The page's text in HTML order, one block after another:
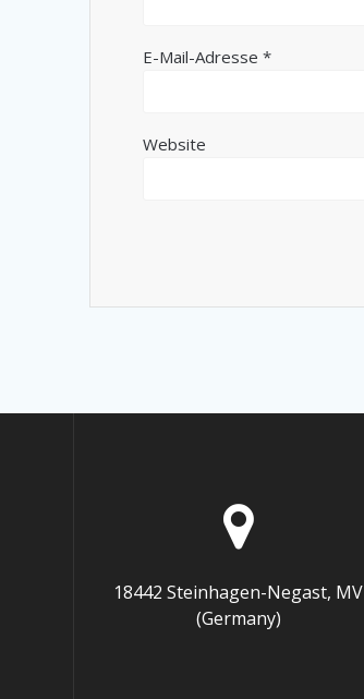
E-Mail-Adresse*
Website
18442 Steinhagen-Negast, MV
(Germany)